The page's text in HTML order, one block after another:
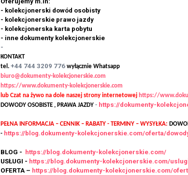
- kolekcjonerski dowód osobisty
- kolekcjonerskie prawo jazdy
- kolekcjonerska karta pobytu
- inne dokumenty kolekcjonerskie
-
KONTAKT
tel. +44 744 3209 776 wyłącznie Whatsapp
biuro@dokumenty-kolekcjonerskie.com
https://www.dokumenty-kolekcjonerskie.com
lub Czat na żywo na dole naszej strony internetowej https://
DOWODY OSOBISTE , PRAWA JAZDY - https://dokumenty-
PEŁNA INFORMACJA – CENNIK – RABATY - TERMINY – WYSYŁKA:
- https://blog.dokumenty-kolekcjonerskie.com/oferta/
BLOG -
https://blog.dokumenty-kolekcjonerskie.com/
USŁUGI - https://blog.dokumenty-kolekcjonerskie.com/
OFERTA – https://blog.dokumenty-kolekcjonerskie.com/